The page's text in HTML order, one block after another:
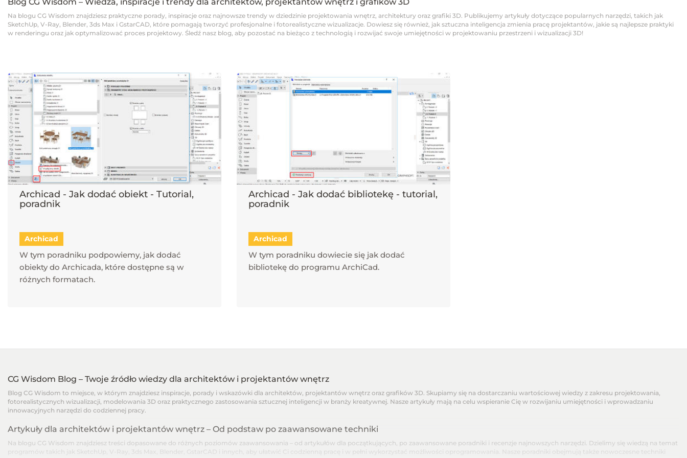
Na blogu CG Wisdom znajdziesz praktyczne porady, inspiracje oraz najnowsze trendy w dziedzinie projektowania wnętrz, architektury oraz grafiki 3D. Publikujemy artykuły dotyczące popularnych narzędzi, takich jak
SketchUp, V-Ray, Blender, 3ds Max i GstarCAD, które pomagają tworzyć profesjonalne i fotorealistyczne wizualizacje. Dowiesz się również, jak sztuczna inteligencja zmienia pracę projektantów, jakie są najlepsze praktyki
w renderingu oraz jak optymalizować proces projektowy. Śledź nasz blog, aby pozostać na bieżąco z technologią i rozwijać swoje umiejętności w projektowaniu przestrzeni i wizualizacji 3D!
Archicad - Jak dodać obiekt - Tutorial,
poradnik
Archicad
W tym poradniku podpowiemy, jak dodać
obiekty do Archicada, które dostępne są w
różnych formatach.
Archicad - Jak dodać bibliotekę - tutorial,
poradnik
Archicad
W tym poradniku dowiecie się jak dodać
bibliotekę do programu ArchiCad.
CG Wisdom Blog – Twoje źródło wiedzy dla architektów i projektantów wnętrz
Blog CG Wisdom to miejsce, w którym znajdziesz inspiracje, porady i wskazówki dla architektów, projektantów wnętrz oraz grafików 3D. Skupiamy się na dostarczaniu wartościowej wiedzy z zakresu projektowania,
fotorealistycznych wizualizacji, modelowania 3D oraz praktycznego zastosowania sztucznej inteligencji w branży kreatywnej. Nasze artykuły mają na celu wspieranie Cię w rozwijaniu umiejętności i wprowadzaniu
innowacyjnych narzędzi do codziennej pracy.
Artykuły dla architektów i projektantów wnętrz – Od podstaw po zaawansowane techniki
Na blogu CG Wisdom znajdziesz treści dopasowane do różnych poziomów zaawansowania – od artykułów dla początkujących, po zaawansowane poradniki i recenzje najnowszych narzędzi. Dzielimy się wiedzą na temat
programów takich jak SketchUp, V-Ray, 3ds Max, Blender, GstarCAD i innych, aby ułatwić Ci codzienną pracę i w pełni wykorzystać możliwości oprogramowania. Nasze poradniki obejmują także nowoczesne techniki